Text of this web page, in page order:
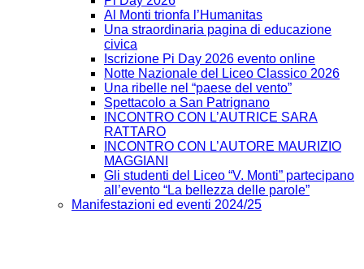
Al Monti trionfa l’Humanitas
Una straordinaria pagina di educazione
civica
Iscrizione Pi Day 2026 evento online
Notte Nazionale del Liceo Classico 2026
Una ribelle nel “paese del vento”
Spettacolo a San Patrignano
INCONTRO CON L’AUTRICE SARA
RATTARO
INCONTRO CON L’AUTORE MAURIZIO
MAGGIANI
Gli studenti del Liceo “V. Monti” partecipano
all’evento “La bellezza delle parole”
Manifestazioni ed eventi 2024/25